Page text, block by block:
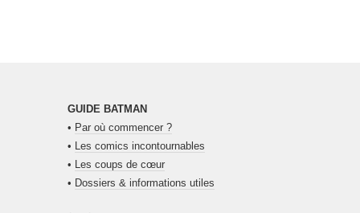
GUIDE BATMAN
• Par où commencer ?
• Les comics incontournables
• Les coups de cœur
• Dossiers & informations utiles